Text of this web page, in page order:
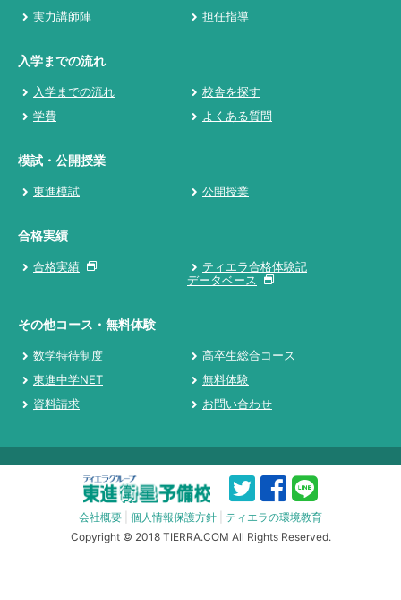
実力講師陣
担任指導
入学までの流れ
入学までの流れ
校舎を探す
学費
よくある質問
模試・公開授業
東進模試 公開授業
合格実績
合格実績
ティエラ合格体験記
データベース
その他コース・無料体験
数学特待制度
高卒生総合コース
東進中学NET
無料体験
資料請求
お問い合わせ
会社概要 個人情報保護方針
ティエラの環境教育
Copyright © 2018 TIERRA.COM All Rights Reserved.